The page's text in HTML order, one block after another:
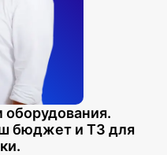
бюджет и ТЗ для